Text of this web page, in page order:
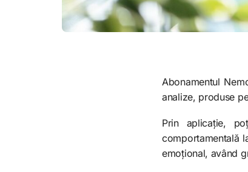
Abonamentul
analize, produse
Prin aplicație,
comportamentală
emoțional, având